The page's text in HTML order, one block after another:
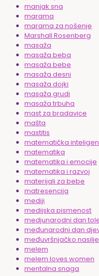
manjak sna
marama
marama za nošenje
Marshall Rosenberg
masaža
masaža beba
masaža bebe
masaža desni
masaža dojki
masaža grudi
masaža trbuha
mast za bradavice
mašta
mastitis
matematička
matematika
matematika i emocije
matematika i razvoj
materijali za bebe
matresencija
mediji
medijska pismenost
medjunarodni dan
međunarodni dan
međuvršnjačko nasilje
melem
melem loves women
mentalna snaga